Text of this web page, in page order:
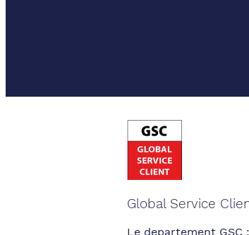
Global Service
Le departement GSC